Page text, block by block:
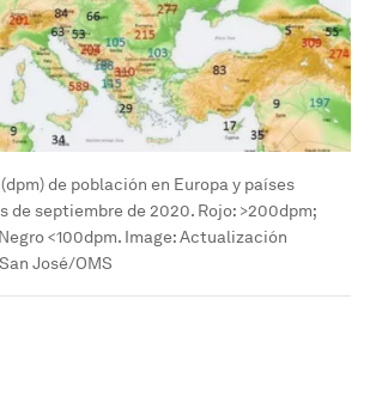
de población en Europa y países
de septiembre de 2020. Rojo: >200dpm;
<100dpm. Image:Actualización
José/OMS